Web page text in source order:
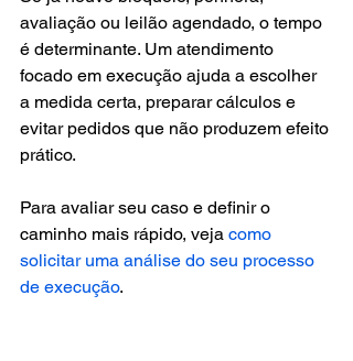
avaliação ou leilão agendado, o tempo
é determinante. Um atendimento
focado em execução ajuda a escolher
a medida certa, preparar cálculos e
evitar pedidos que não produzem efeito
prático.
Para avaliar seu caso e definir o
caminho mais rápido, veja como
solicitar uma análise do seu processo
de execução.